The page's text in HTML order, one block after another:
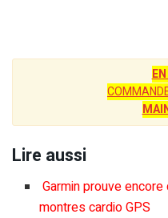
Lire aussi
Garmin prouve
montres cardio GPS